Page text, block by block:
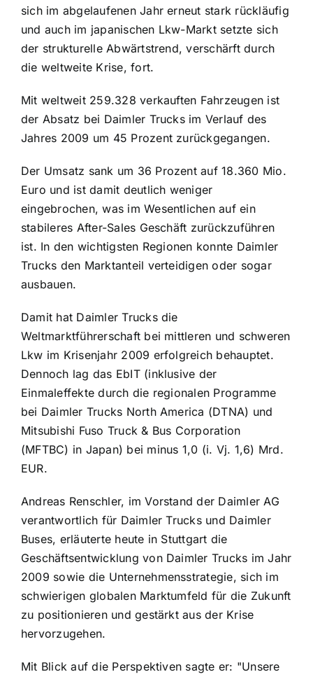
sich im abgelaufenen Jahr erneut stark rückläufig
und auch im japanischen Lkw-Markt setzte sich
der strukturelle Abwärtstrend, verschärft durch
die weltweite Krise, fort.
Mit weltweit 259.328 verkauften Fahrzeugen ist
der Absatz bei Daimler Trucks im Verlauf des
Jahres 2009 um 45 Prozent zurückgegangen.
Der Umsatz sank um 36 Prozent auf 18.360 Mio.
Euro und ist damit deutlich weniger
eingebrochen, was im Wesentlichen auf ein
stabileres After-Sales Geschäft zurückzuführen
ist. In den wichtigsten Regionen konnte Daimler
Trucks den Marktanteil verteidigen oder sogar
ausbauen.
Damit hat Daimler Trucks die
Weltmarktführerschaft bei mittleren und schweren
Lkw im Krisenjahr 2009 erfolgreich behauptet.
Dennoch lag das EbIT (inklusive der
Einmaleffekte durch die regionalen Programme
bei Daimler Trucks North America (DTNA) und
Mitsubishi Fuso Truck & Bus Corporation
(MFTBC) in Japan) bei minus 1,0 (i. Vj. 1,6) Mrd.
EUR.
Andreas Renschler, im Vorstand der Daimler AG
verantwortlich für Daimler Trucks und Daimler
Buses, erläuterte heute in Stuttgart die
Geschäftsentwicklung von Daimler Trucks im Jahr
2009 sowie die Unternehmensstrategie, sich im
schwierigen globalen Marktumfeld für die Zukunft
zu positionieren und gestärkt aus der Krise
hervorzugehen.
Mit Blick auf die Perspektiven sagte er: "Unsere